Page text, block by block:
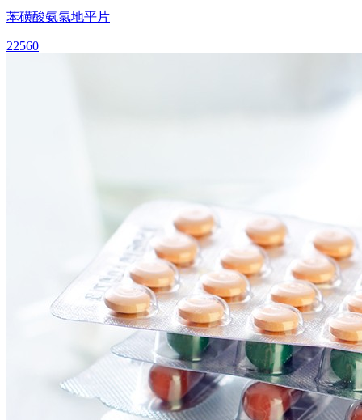
苯磺酸氨氯地平片
22560